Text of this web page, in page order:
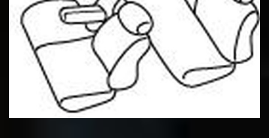
⑦Blue ⑧Orange ⑨Pink
④Brown ⑤Dark Brown ⑥Yellow
⑦Blue
⑤Ivory ⑥Red
⑦Wine-red
④Beige ⑤Ivory ⑥Red
⑬Sky blue ⑭Pink ⑮Rose pink
⑯White